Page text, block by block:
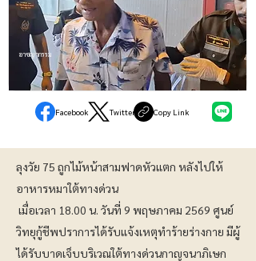
อาชญากรรม
Facebook Twitter Copy Link
ลุงวัย 75 ถูกไม้หน้าสามฟาดหัวแตก หลังไปให้
อาหารหมาใต้ทางด่วน
เมื่อเวลา 18.00 น. วันที่ 9 พฤษภาคม 2569 ศูนย์
วิทยุกู้ชีพปราการได้รับแจ้งเหตุทำร้ายร่างกาย มีผู้
ได้รับบาดเจ็บบริเวณใต้ทางด่วนกาญจนาภิเษก